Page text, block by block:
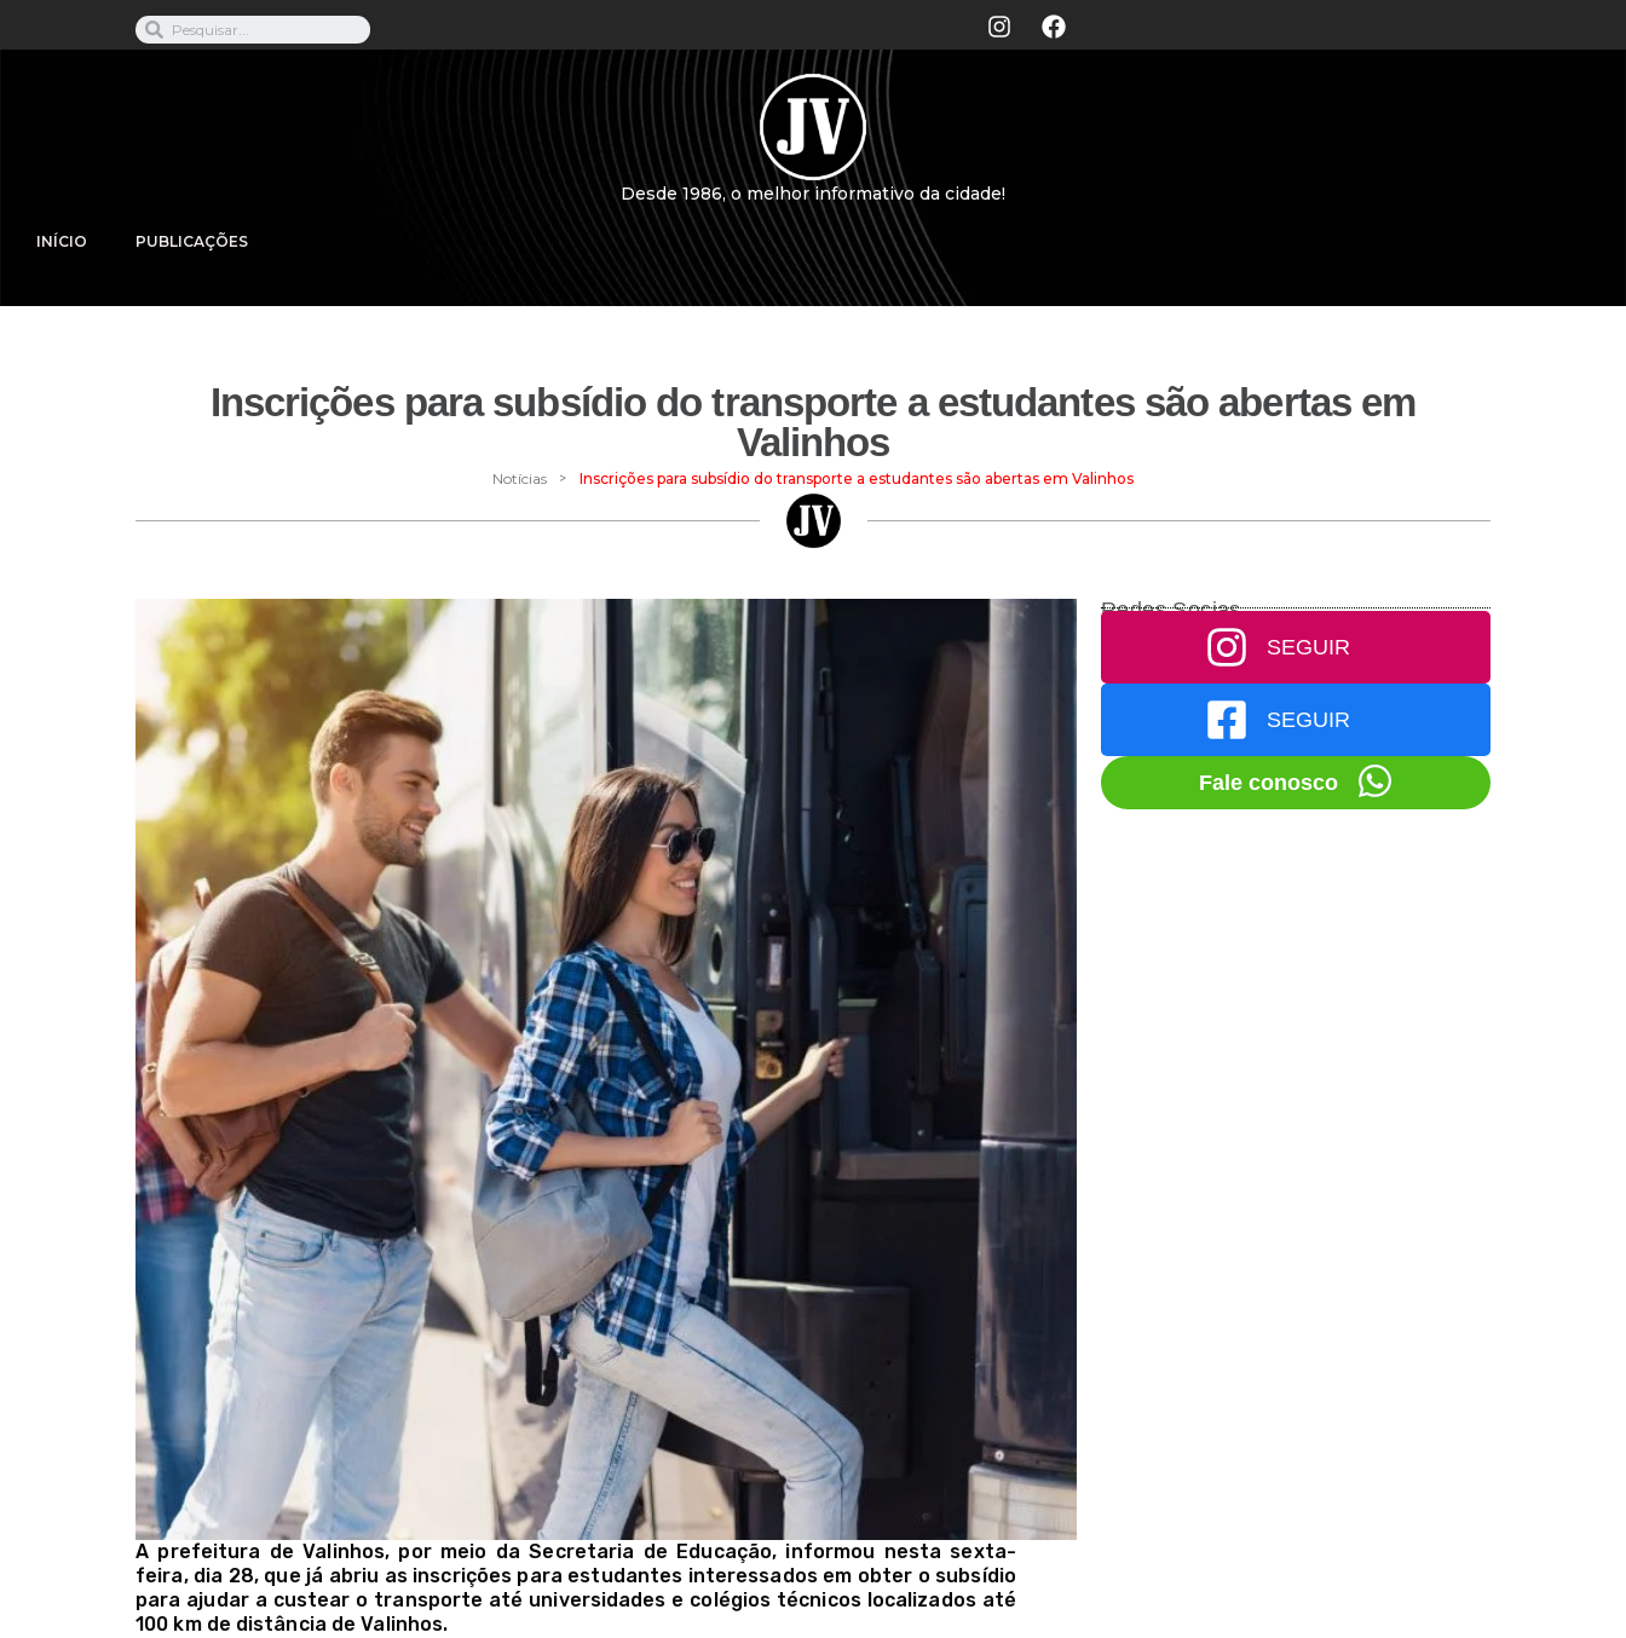
Desde 1986, o melhor informativo da cidade!
INÍCIO PUBLICAÇÕES
Inscrições para subsídio do transporte a estudantes são abertas em
Valinhos
Notícias > Inscrições para subsídio do transporte a estudantes são abertas em Valinhos
A prefeitura de Valinhos, por meio da Secretaria de Educação, informou nesta sexta-
feira, dia 28, que já abriu as inscrições para estudantes interessados em obter o subsídio
para ajudar a custear o transporte até universidades e colégios técnicos localizados até
100 km de distância de Valinhos.
Redes Socias
SEGUIR
SEGUIR
Fale conosco